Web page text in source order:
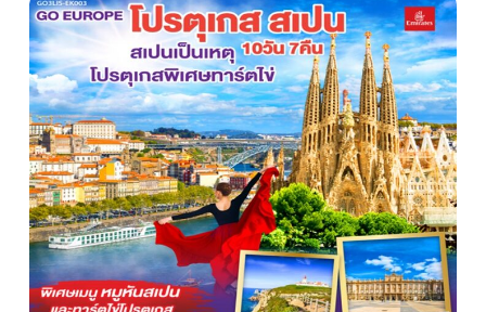
บริษัทเบสเฟรนด์ ฮอลิเดย์
เส้นทางที่ต้องการ
หน้าแรก
ทัวร์ต่างประเทศ